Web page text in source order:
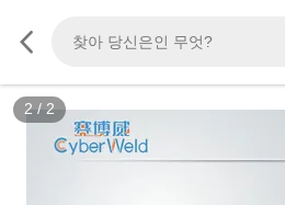
2 / 2